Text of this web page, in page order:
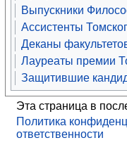
Выпускники
Ассистенты
Деканы
Лауреаты премии
Защитившие
Эта страница в
Политика
ответственности